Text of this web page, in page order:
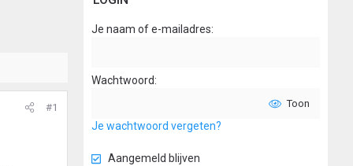
#1
Je naam of e-mailadres
Wachtwoord
Toon
Je wachtwoord vergeten?
Aangemeld blijven